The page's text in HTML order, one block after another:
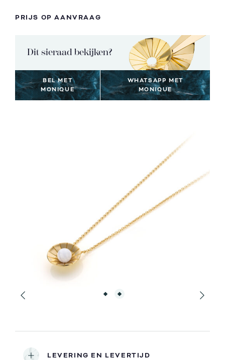
LEVERING EN LEVERTIJD
PRIJS OP AANVRAAG
Dit sieraad bekijken?
BEL MET
MONIQUE
WHATSAPP MET
MONIQUE